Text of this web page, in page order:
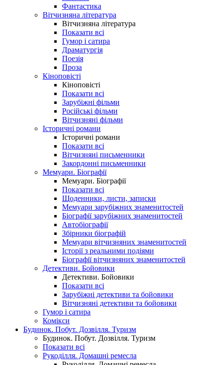
Фантастика
Вітчизняна література
Вітчизняна література
Показати всі
Гумор і сатира
Драматургія
Поезія
Проза
Кіноповісті
Кіноповісті
Показати всі
Зарубіжні фільми
Російські фільми
Вітчизняні фільми
Історичні романи
Історичні романи
Показати всі
Вітчизняні письменники
Закордонні письменники
Мемуари. Біографії
Мемуари. Біографії
Показати всі
Щоденники, листи, записки
Мемуари зарубіжних знаменитостей
Біографії зарубіжних знаменитостей
Автобіографії
Збірники біографій
Мемуари вітчизняних знаменитостей
Історії з реальними подіями
Біографії вітчизняних знаменитостей
Детективи. Бойовики
Детективи. Бойовики
Показати всі
Зарубіжні детективи та бойовики
Вітчизняні детективи та бойовики
Гумор і сатира
Комікси
Будинок. Побут. Дозвілля. Туризм
Будинок. Побут. Дозвілля. Туризм
Показати всі
Рукоділля. Домашні ремесла